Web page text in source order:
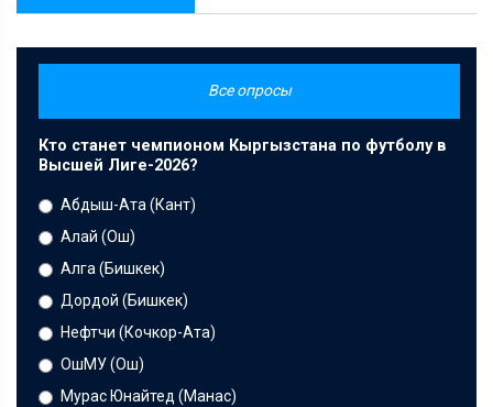
Все опросы
Кто станет чемпионом Кыргызстана по футболу в
Высшей Лиге-2026?
Абдыш-Ата (Кант)
Алай (Ош)
Алга (Бишкек)
Дордой (Бишкек)
Нефтчи (Кочкор-Ата)
ОшМУ (Ош)
Мурас Юнайтед (Манас)